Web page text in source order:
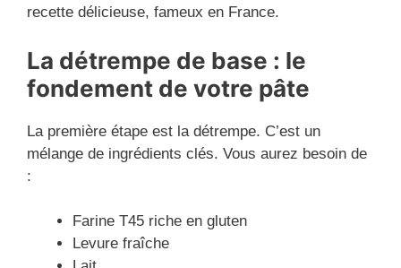
recette délicieuse, fameux en France.
La détrempe de base : le
fondement de votre pâte
La première étape est la détrempe. C’est un
mélange de ingrédients clés. Vous aurez besoin de
:
Farine T45 riche en gluten
Levure fraîche